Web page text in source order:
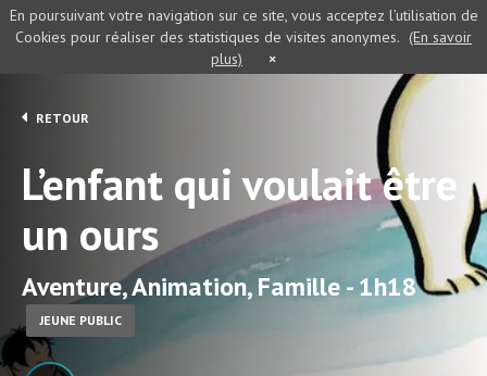
RETOUR
L’enfant qui voulait être
un ours
Aventure, Animation, Famille - 1h18
JEUNE PUBLIC
En poursuivant votre navigation sur ce site, vous acceptez l’utilisation de
Cookies pour réaliser des statistiques de visites anonymes. (En savoir
plus)
×